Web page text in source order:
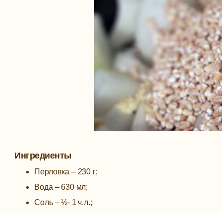
Ингредиенты
Перловка – 230 г;
Вода – 630 мл;
Соль – ½- 1 ч.л.;